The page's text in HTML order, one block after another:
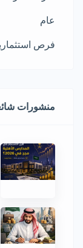
عام
فرص
منشورات